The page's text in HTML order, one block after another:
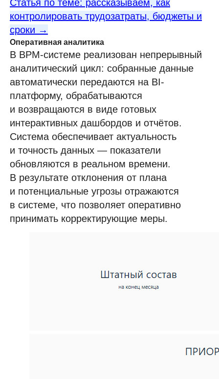
Статья по теме: рассказываем, как
контролировать трудозатраты, бюджеты и
сроки →
Оперативная аналитика
В BPM-системе реализован непрерывный
аналитический цикл: собранные данные
автоматически передаются на BI-
платформу, обрабатываются
и возвращаются в виде готовых
интерактивных дашбордов и отчётов.
Система обеспечивает актуальность
и точность данных — показатели
обновляются в реальном времени.
В результате отклонения от плана
и потенциальные угрозы отражаются
в системе, что позволяет оперативно
принимать корректирующие меры.
С чего начать
Скачать приложение
Презентации и буклеты
Справочные материалы
Руководство пользователя
Руководство администратора
Обновления платформы
Специалист в штат
Технические требования
Пилотный проект